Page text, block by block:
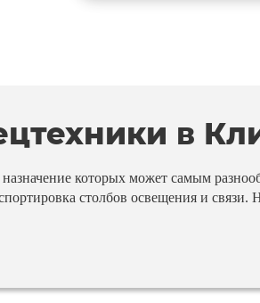
в
которых может самым
столбов освещения и